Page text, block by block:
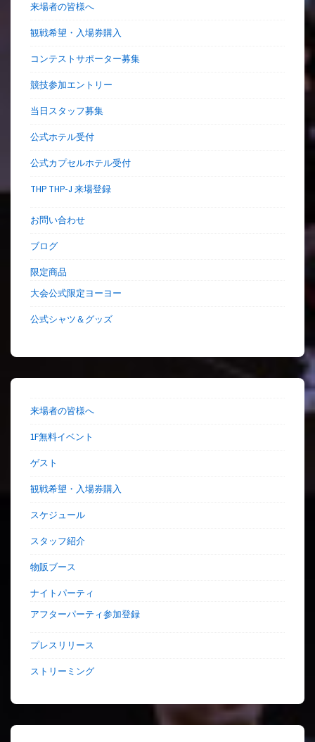
来場者の皆様へ
観戦希望・入場券購入
コンテストサポーター募集
競技参加エントリー
当日スタッフ募集
公式ホテル受付
公式カプセルホテル受付
THP THP-J 来場登録
お問い合わせ
ブログ
限定商品
大会公式限定ヨーヨー
公式シャツ＆グッズ
来場者の皆様へ
1F無料イベント
ゲスト
観戦希望・入場券購入
スケジュール
スタッフ紹介
物販ブース
ナイトパーティ
アフターパーティ参加登録
プレスリリース
ストリーミング